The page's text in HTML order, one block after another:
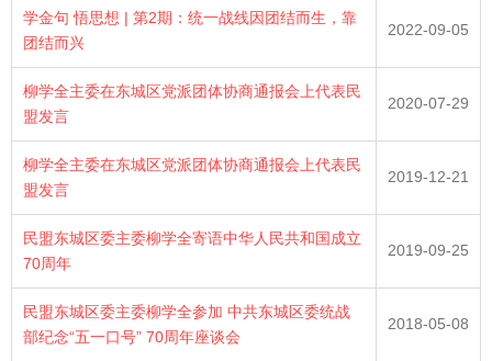
学金句 悟思想 | 第2期：统一战线因团结而生，靠
团结而兴
2022-09-05
柳学全主委在东城区党派团体协商通报会上代表民
盟发言
2020-07-29
柳学全主委在东城区党派团体协商通报会上代表民
盟发言
2019-12-21
民盟东城区委主委柳学全寄语中华人民共和国成立
70周年
2019-09-25
民盟东城区委主委柳学全参加 中共东城区委统战
部纪念“五一口号” 70周年座谈会
2018-05-08